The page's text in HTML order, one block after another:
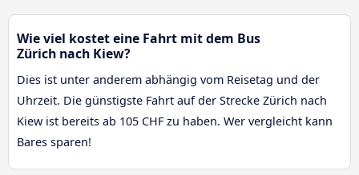
Wie viel kostet eine Fahrt mit dem Bus
Zürich nach Kiew?
Dies ist unter anderem abhängig vom Reisetag und der
Uhrzeit. Die günstigste Fahrt auf der Strecke Zürich nach
Kiew ist bereits ab 105 CHF zu haben. Wer vergleicht kann
Bares sparen!